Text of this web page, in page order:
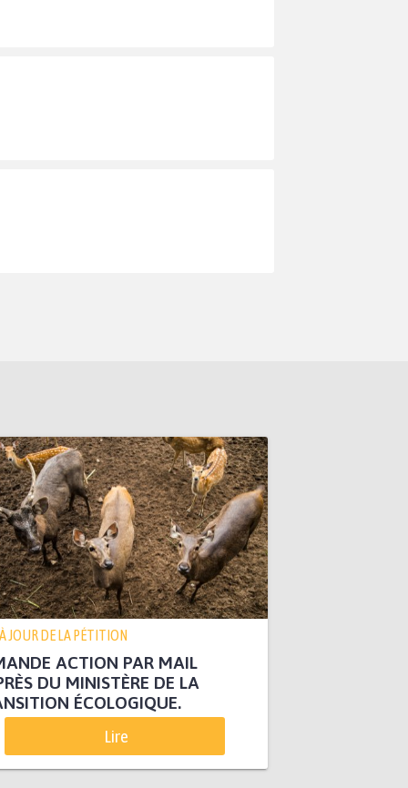
JOUR DE LA PÉTITION
ACTION PAR MAIL
DU MINISTÈRE DE LA
ÉCOLOGIQUE.
Lire